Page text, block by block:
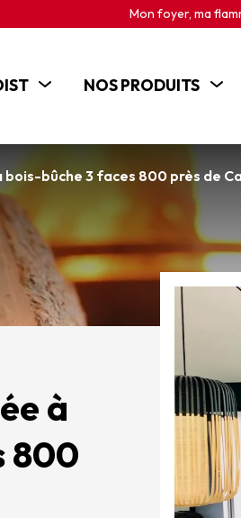
Mon foyer, ma
NOS PRODUITS
CHEMINÉES
CUISINIÈRES BOIS
BRASEROS ET
bois-bûche 3 faces 800 près de
à
800